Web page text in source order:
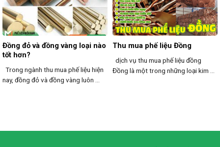
Đồng đỏ và đồng vàng loại nào
tốt hơn?
Trong ngành thu mua phế liệu hiện
nay, đồng đỏ và đồng vàng luôn ...
Thu mua phế liệu Đồng
dịch vụ thu mua phế liệu đồng
Đồng là một trong những loại kim ...